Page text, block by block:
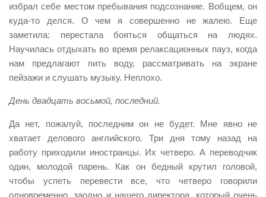
избрал себе местом пребывания подсознание. Вобщем, он
куда-то делся. О чем я совершенно не жалею. Еще
заметила: перестала бояться общаться на людях.
Научилась отдыхать во время релаксационных пауз, когда
нам предлагают пить воду, рассматривать на экране
пейзажи и слушать музыку. Неплохо.
День двадцать восьмой, последний.
Да нет, пожалуй, последним он не будет. Мне явно не
хватает делового английского. Три дня тому назад на
работу приходили иностранцы. Их четверо. А переводчик
один, молодой парень. Как он бедный крутил головой,
чтобы успеть перевести все, что четверо говорили
одновременно, заодно и нашего директора, который очень